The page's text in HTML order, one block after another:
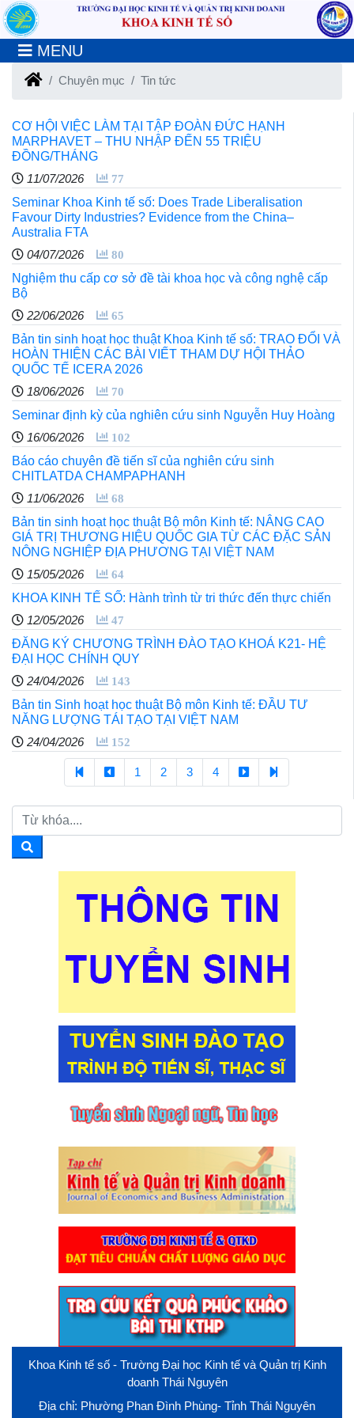
MENU
Chuyên mục Tin tức
CƠ HỘI VIỆC LÀM TẠI TẬP ĐOÀN ĐỨC HẠNH
MARPHAVET – THU NHẬP ĐẾN 55 TRIỆU
ĐỒNG/THÁNG
11/07/2026
77
Seminar Khoa Kinh tế số: Does Trade Liberalisation
Favour Dirty Industries? Evidence from the China–
Australia FTA
04/07/2026
80
Nghiệm thu cấp cơ sở đề tài khoa học và công nghệ cấp
Bộ
22/06/2026
65
Bản tin sinh hoạt học thuật Khoa Kinh tế số: TRAO ĐỔI VÀ
HOÀN THIỆN CÁC BÀI VIẾT THAM DỰ HỘI THẢO
QUỐC TẾ ICERA 2026
18/06/2026
70
Seminar định kỳ của nghiên cứu sinh Nguyễn Huy Hoàng
16/06/2026
102
Báo cáo chuyên đề tiến sĩ của nghiên cứu sinh
CHITLATDA CHAMPAPHANH
11/06/2026
68
Bản tin sinh hoạt học thuật Bộ môn Kinh tế: NÂNG CAO
GIÁ TRỊ THƯƠNG HIỆU QUỐC GIA TỪ CÁC ĐẶC SẢN
NÔNG NGHIỆP ĐỊA PHƯƠNG TẠI VIỆT NAM
15/05/2026
64
KHOA KINH TẾ SỐ: Hành trình từ tri thức đến thực chiến
12/05/2026
47
ĐĂNG KÝ CHƯƠNG TRÌNH ĐÀO TẠO KHOÁ K21- HỆ
ĐẠI HỌC CHÍNH QUY
24/04/2026
143
Bản tin Sinh hoạt học thuật Bộ môn Kinh tế: ĐẦU TƯ
NĂNG LƯỢNG TÁI TẠO TẠI VIỆT NAM
24/04/2026
152
1 2 3 4
Khoa Kinh tế số - Trường Đại học Kinh tế và Quản trị Kinh
doanh Thái Nguyên
Địa chỉ: Phường Phan Đình Phùng- Tỉnh Thái Nguyên